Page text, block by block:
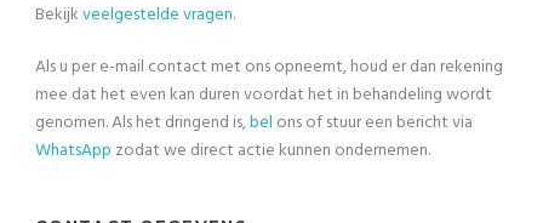
Bekijkveelgestelde vragen.
Als u per e-mail contact met ons opneemt, houd er dan rekening
mee dat het even kan duren voordat het in behandeling wordt
genomen. Als het dringend is,bel ons of stuur een bericht via
WhatsApp zodat we direct actie kunnen ondernemen.